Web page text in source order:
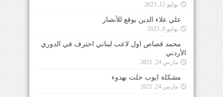
يوليو 12, 2023
علي علاء الدين يوقع للأنصار
يوليو 8, 2023
محمد قصاص اول لاعب لبناني احترف في الدوري
الأردني
مارس 24, 2021
مشكلة ايوب حلت بهدوء
مارس 24, 2021